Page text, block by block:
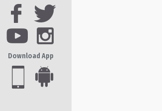
Download App